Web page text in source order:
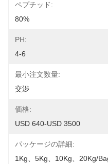
ペプチッド:
80%
PH:
4-6
最小注文数量:
交渉
価格:
USD 640-USD 3500
パッケージの詳細:
1Kg、5Kg、10Kg、20Kg/